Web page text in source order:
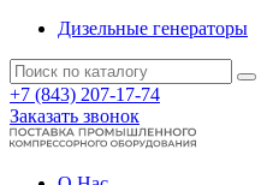
Дизельные генераторы
+7 (843) 207-17-74
Заказать звонок